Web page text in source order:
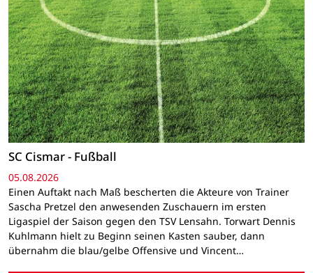
SC Cismar - Fußball
05.08.2026
Einen Auftakt nach Maß bescherten die Akteure von Trainer
Sascha Pretzel den anwesenden Zuschauern im ersten
Ligaspiel der Saison gegen den TSV Lensahn. Torwart Dennis
Kuhlmann hielt zu Beginn seinen Kasten sauber, dann
übernahm die blau/gelbe Offensive und Vincent…